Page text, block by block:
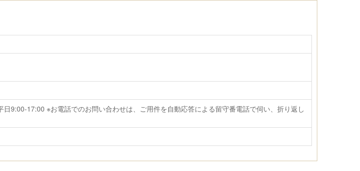
9:00-17:00 ※お電話でのお問い合わせは、ご用件を自動応答による留守番電話で伺い、折り返し